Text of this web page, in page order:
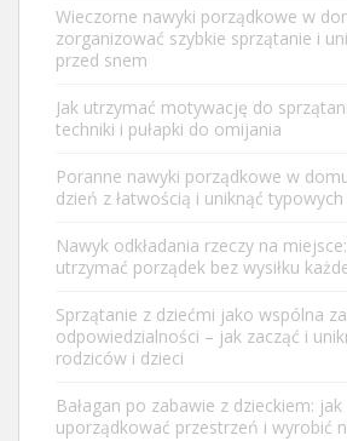
Wieczorne nawyki porządkowe w
zorganizować szybkie sprzątanie i
przed snem
Jak utrzymać motywację do
techniki i pułapki do omijania
Poranne nawyki porządkowe w
dzień z łatwością i uniknąć typowych
Nawyk odkładania rzeczy na
utrzymać porządek bez wysiłku
Sprzątanie z dziećmi jako wspólna
odpowiedzialności – jak zacząć i
rodziców i dzieci
Bałagan po zabawie z dzieckiem:
uporządkować przestrzeń i wyrobić